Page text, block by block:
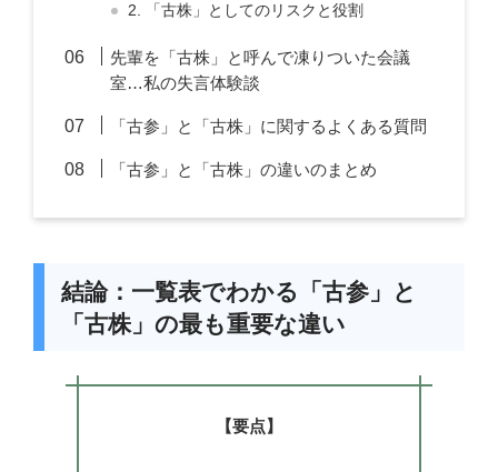
2. 「古株」としてのリスクと役割
先輩を「古株」と呼んで凍りついた会議
室…私の失言体験談
「古参」と「古株」に関するよくある質問
「古参」と「古株」の違いのまとめ
結論：一覧表でわかる「古参」と
「古株」の最も重要な違い
【要点】